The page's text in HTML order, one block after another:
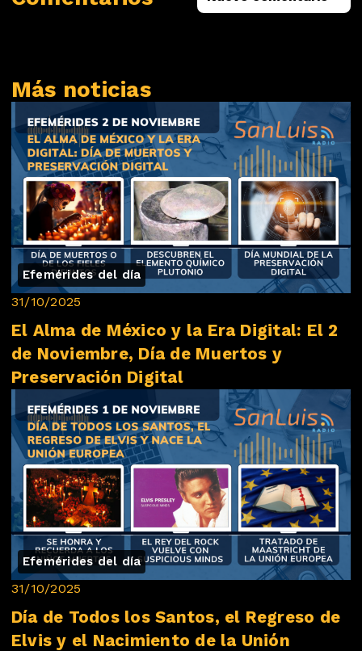
Más noticias
Efemérides del día
31/10/2025
El Alma de México y la Era Digital: El 2
de Noviembre, Día de Muertos y
Preservación Digital
Efemérides del día
31/10/2025
Día de Todos los Santos, el Regreso de
Elvis y el Nacimiento de la Unión